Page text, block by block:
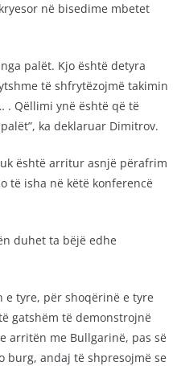
në bisedime mbetet
palët. Kjo është detyra
të shfrytëzojmë takimin
. Qëllimi ynë është që të
ka deklaruar Dimitrov.
është arritur asnjë përafrim
të isha në këtë konferencë
duhet ta bëjë edhe
tyre, për shoqërinë e tyre
gatshëm të demonstrojnë
arritën me Bullgarinë, pas së
burg, andaj të shpresojmë se